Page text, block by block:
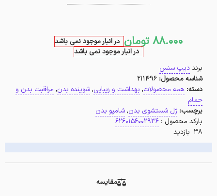
88.000 تومان در انبار موجود نمی باشد
در انبار موجود نمی باشد
برنددیپ سنس
شناسه محصول: 211496
دسته: همه محصولات, بهداشت و زیبایی,شوینده بدن, مراقبت بدن و
حمام
برچسب: ژل شستشوی بدن,شامپو بدن
بارکد محصول : 6260156002936
38 بازدید
مقایسه